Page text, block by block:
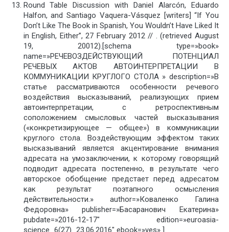
Round Table Discussion with Daniel Alarcón, Eduardo
Halfon, and Santiago Vaquera-Vásquez [writers] “If You
Don’t Like The Book in Spanish, You Wouldn’t Have Liked It
in English, Either”, 27 February 2012 // . (retrieved August
19, 20012).[schema type=»book»
name=»РЕЧЕВОЗДЕЙСТВУЮЩИЙ ПОТЕНЦИАЛ
РЕЧЕВЫХ АКТОВ АВТОИНТЕРПРЕТАЦИИ В
КОММУНИКАЦИИ КРУГЛОГО СТОЛА » description=»В
статье рассматриваются особенности речевого
воздействия высказываний, реализующих прием
автоинтерпретации, с ретроспективным
соположением смысловых частей высказывания
(«конкретизирующее — общее») в коммуникации
круглого стола. Воздействующим эффектом таких
высказываний является акцентирование внимания
адресата на умозаключении, к которому говорящий
подводит адресата постепенно, в результате чего
авторское обобщение предстает перед адресатом
как результат поэтапного осмысления
действительности.» author=»Коваленко Галина
Федоровна» publisher=»Басаранович Екатерина»
pubdate=»2016-12-17″ edition=»euroasia-
science_6(27)_23.06.2016″ ebook=»yes» ]